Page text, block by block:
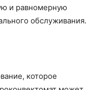
и равномерную
обслуживания.
которое